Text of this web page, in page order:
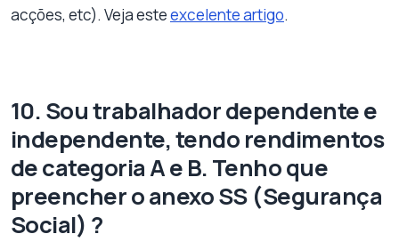
acções, etc). Veja esteexcelente artigo.
10. Sou trabalhador dependente e
independente, tendo rendimentos
de categoria A e B. Tenho que
preencher o anexo SS (Segurança
Social) ?